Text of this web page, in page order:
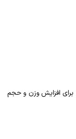
برای افزایش وزن و حجم